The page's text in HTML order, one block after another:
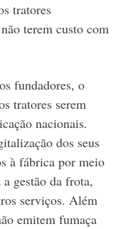
tratores
terem custo com
fundadores, o
tratores serem
nacionais.
dos seus
à fábrica por meio
gestão da frota,
serviços. Além
emitem fumaça